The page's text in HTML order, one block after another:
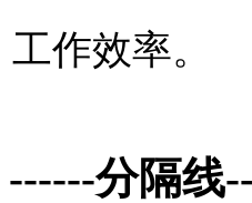
工作效率。
------分隔线